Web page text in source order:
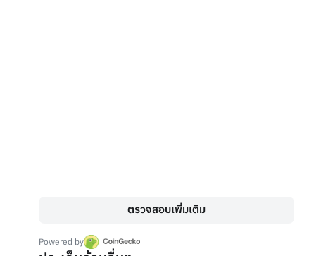
ตรวจสอบเพิ่มเติม
Powered by